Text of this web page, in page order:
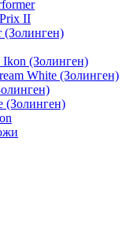
II
(Золинген)
White (Золинген)
(Золинген)